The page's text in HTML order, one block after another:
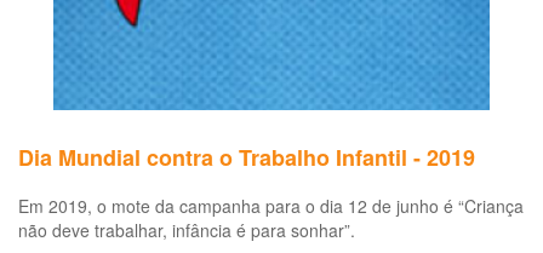
Dia Mundial contra o Trabalho Infantil - 2019
Em 2019, o mote da campanha para o dia 12 de junho é “Criança
não deve trabalhar, infância é para sonhar”.